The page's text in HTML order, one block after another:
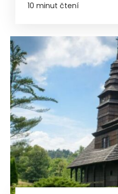
10 minut čtení